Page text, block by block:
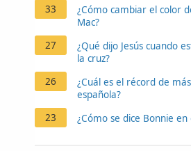
33
¿Cómo cambiar el color
Mac?
27
¿Qué dijo Jesús cuando
la cruz?
26
¿Cuál es el récord de
española?
23
¿Cómo se dice Bonnie en